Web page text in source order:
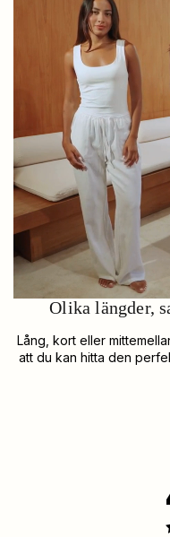
Olika längder,
Lång, kort eller
att du kan hitta den